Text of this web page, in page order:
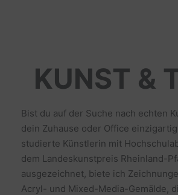
KUNST &
Bist du auf der Suche nach echten
dein Zuhause oder Office
studierte Künstlerin mit
dem Landeskunstpreis Rheinland-
ausgezeichnet, biete ich
Acryl- und Mixed-Media-Gemälde,